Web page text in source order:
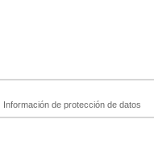
Información de protección de datos